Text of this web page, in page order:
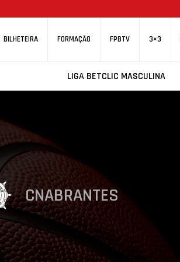
BILHETEIRA FORMAÇÃO FPBTV 3×3
LIGA BETCLIC MASCULINA
CNABRANTES